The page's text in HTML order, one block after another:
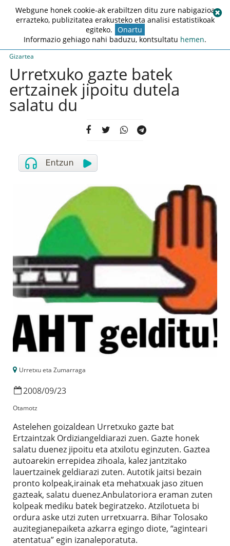
Gizartea
Urretxuko gazte batek
ertzainek jipoitu dutela
salatu du
Urretxu eta Zumarraga
2008/09/23
Otamotz
Astelehen goizaldean Urretxuko gazte bat
Ertzaintzak Ordiziangeldiarazi zuen. Gazte honek
salatu duenez jipoitu eta atxilotu eginzuten. Gaztea
autoarekin errepidea zihoala, kalez jantzitako
lauertzainek geldiarazi zuten. Autotik jaitsi bezain
pronto kolpeak,irainak eta mehatxuak jaso zituen
gazteak, salatu duenez.Anbulatoriora eraman zuten
kolpeak mediku batek begiratzeko. Atzilotueta bi
ordura aske utzi zuten urretxuarra. Bihar Tolosako
auzitegianepaiketa azkarra egingo diote, “aginteari
atentatua” egin izanaleporatuta.
Webgune honek cookie-ak erabiltzen ditu zure nabigazioa
errazteko, publizitatea erakusteko eta analisi estatistikoak
egiteko. Onartu
Informazio gehiago nahi baduzu, kontsultatu hemen.